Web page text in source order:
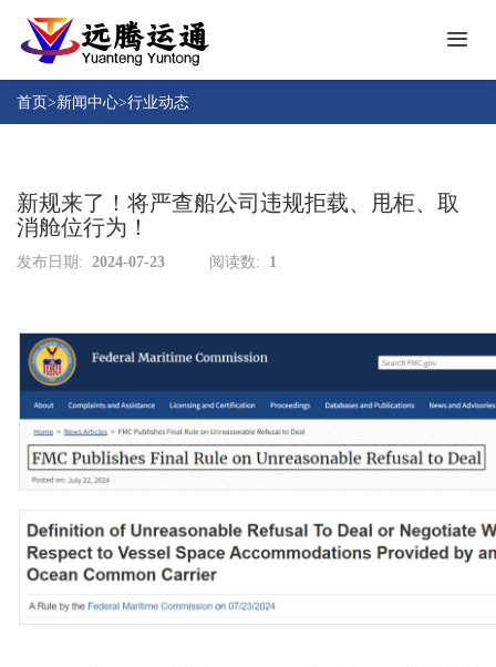
首页>新闻中心>行业动态
新规来了！将严查船公司违规拒载、甩柜、取
消舱位行为！
发布日期: 2024-07-23 阅读数: 1
腾
品
成